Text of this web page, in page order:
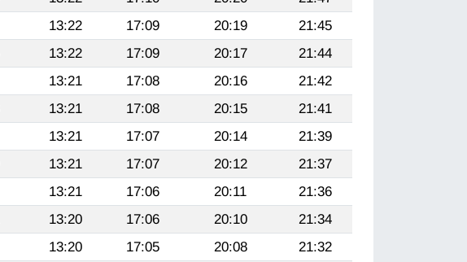
13:22 17:09 20:19
21:45
13:22 17:09 20:17
21:44
13:21 17:08 20:16
21:42
13:21 17:08 20:15
21:41
13:21 17:07 20:14
21:39
13:21 17:07 20:12
21:37
13:21 17:06 20:11
21:36
13:20 17:06 20:10
21:34
13:20 17:05 20:08
21:32